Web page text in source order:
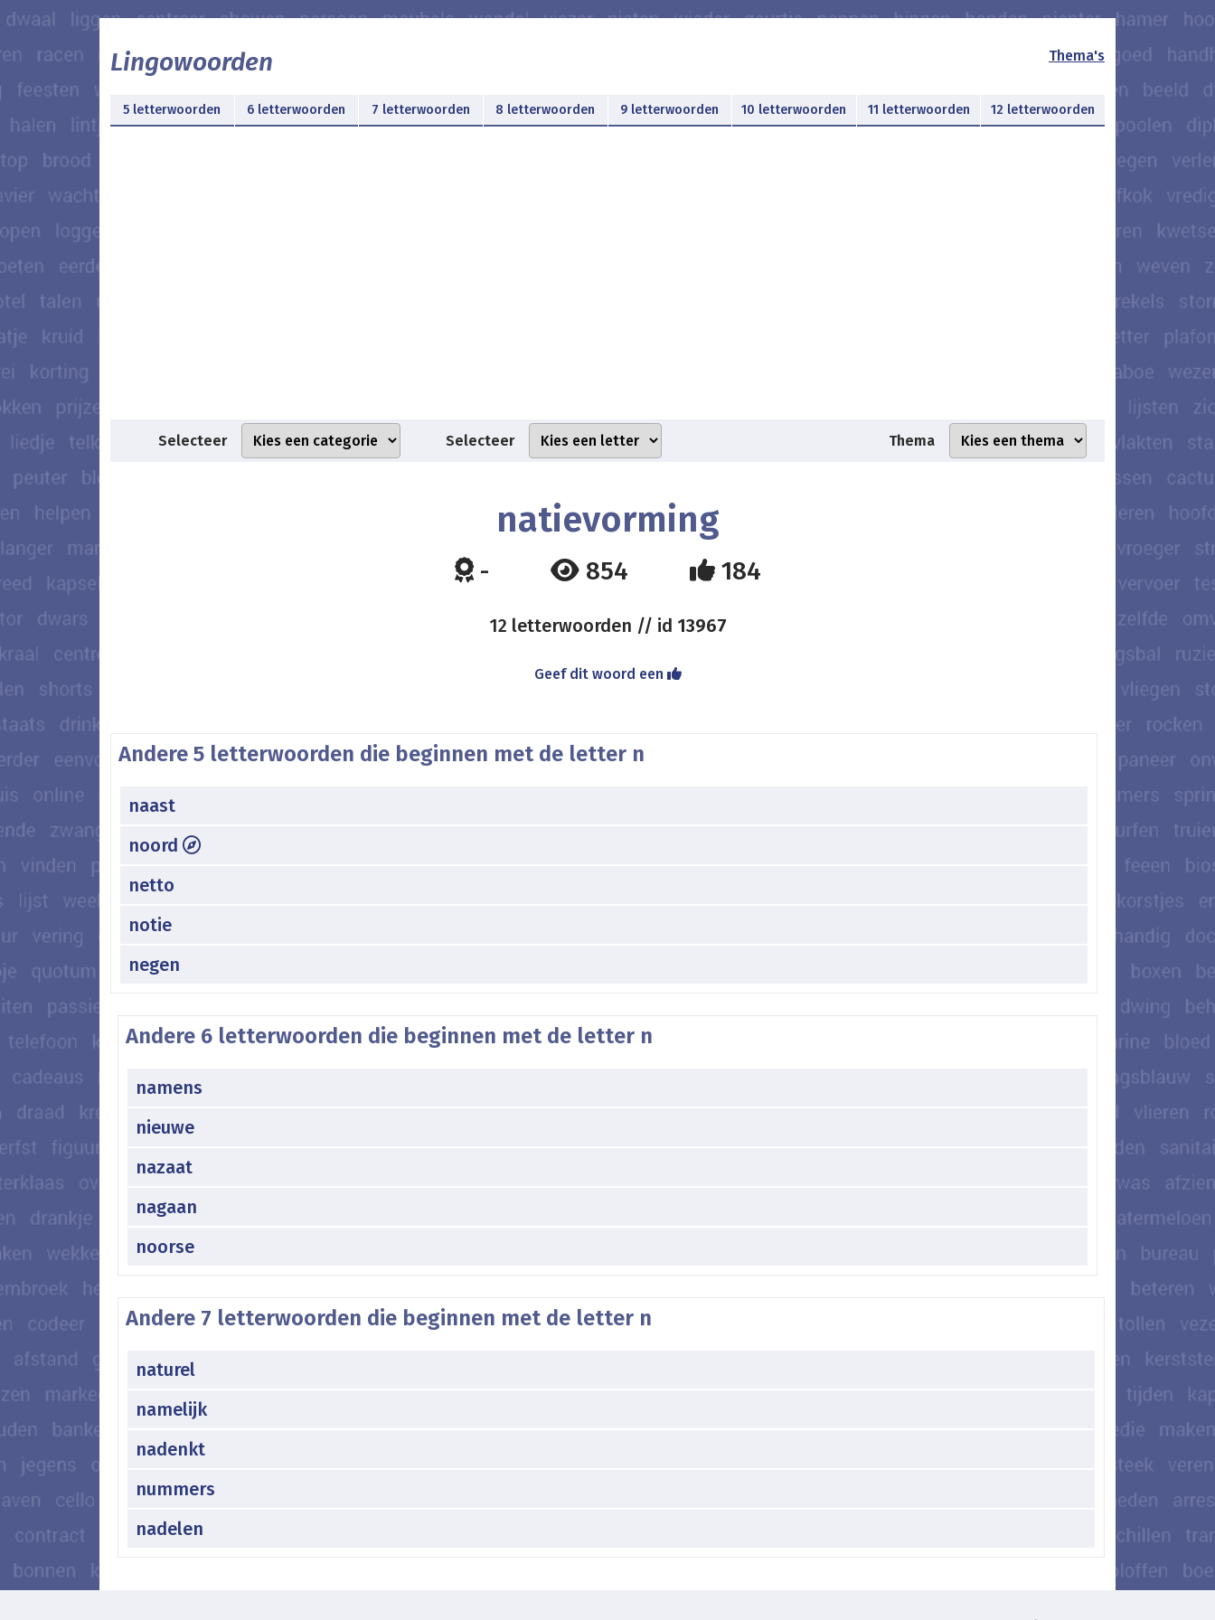
Lingowoorden Thema's
5 letterwoorden 6 letterwoorden 7 letterwoorden 8 letterwoorden 9 letterwoorden 10 letterwoorden 11 letterwoorden 12 letterwoorden
Selecteer Selecteer Thema
natievorming
- 854 184
12 letterwoorden // id 13967
Geef dit woord een
Andere 5 letterwoorden die beginnen met de letter n
naast
noord
netto
notie
negen
Andere 6 letterwoorden die beginnen met de letter n
namens
nieuwe
nazaat
nagaan
noorse
Andere 7 letterwoorden die beginnen met de letter n
naturel
namelijk
nadenkt
nummers
nadelen